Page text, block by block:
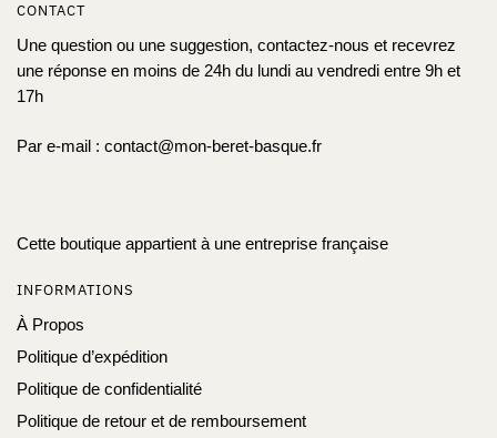
CONTACT
Une question ou une suggestion, contactez-nous et recevrez
une réponse en moins de 24h du lundi au vendredi entre 9h et
17h
Par e-mail : contact@mon-beret-basque.fr
Cette boutique appartient à une entreprise française
INFORMATIONS
À Propos
Politique d’expédition
Politique de confidentialité
Politique de retour et de remboursement